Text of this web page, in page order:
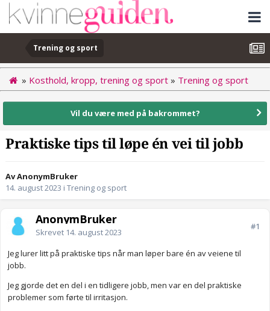
Trening og sport
» Kosthold, kropp, trening og sport » Trening og sport
Vil du være med på bakrommet?
Praktiske tips til løpe én vei til jobb
Av AnonymBruker
14. august 2023 i Trening og sport
AnonymBruker
Skrevet 14. august 2023
#1
Jeg lurer litt på praktiske tips når man løper bare én av veiene til
jobb.
Jeg gjorde det en del i en tidligere jobb, men var en del praktiske
problemer som førte til irritasjon.